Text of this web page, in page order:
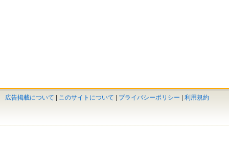
広告掲載について このサイトについて プライバシーポリシー 利用規約